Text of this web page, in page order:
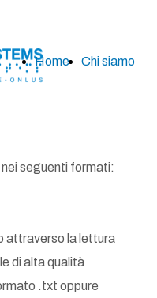
Home Chi siamo
seguenti formati:
attraverso la lettura
di alta qualità
.txt oppure